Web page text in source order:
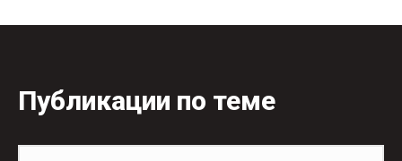
Публикации по теме